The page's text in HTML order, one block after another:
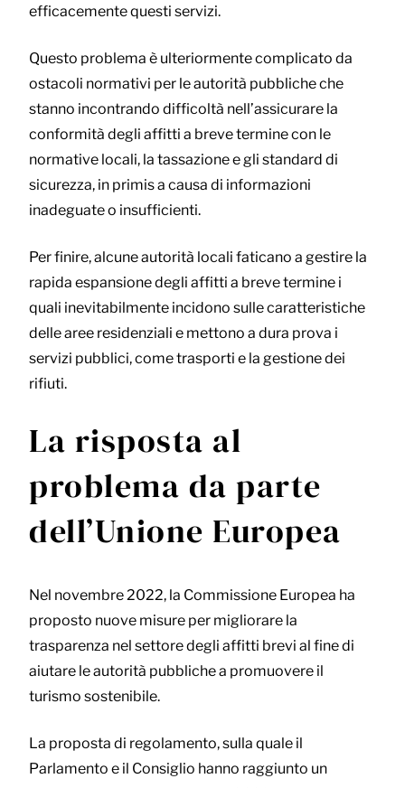
efficacemente questi servizi.
Questo problema è ulteriormente complicato da
ostacoli normativi per le autorità pubbliche che
stanno incontrando difficoltà nell’assicurare la
conformità degli affitti a breve termine con le
normative locali, la tassazione e gli standard di
sicurezza, in primis a causa di informazioni
inadeguate o insufficienti.
Per finire, alcune autorità locali faticano a gestire la
rapida espansione degli affitti a breve termine i
quali inevitabilmente incidono sulle caratteristiche
delle aree residenziali e mettono a dura prova i
servizi pubblici, come trasporti e la gestione dei
rifiuti.
La risposta al
problema da parte
dell’Unione Europea
Nel novembre 2022, la Commissione Europea ha
proposto nuove misure per migliorare la
trasparenza nel settore degli affitti brevi al fine di
aiutare le autorità pubbliche a promuovere il
turismo sostenibile.
La proposta di regolamento, sulla quale il
Parlamento e il Consiglio hanno raggiunto un